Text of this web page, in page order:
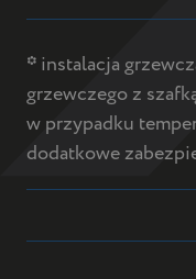
*instalacja
grzewczego z
w przypadku
dodatkowe